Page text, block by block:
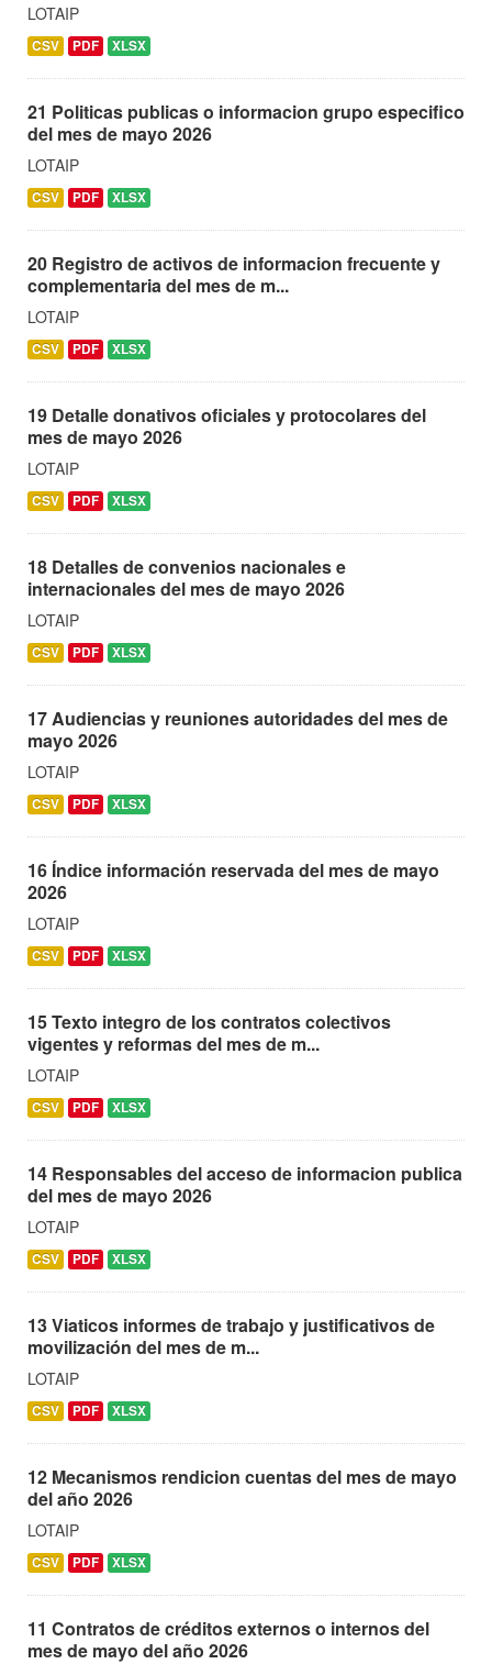
LOTAIP
CSV PDF XLSX
21 Politicas publicas o informacion grupo especifico
del mes de mayo 2026
LOTAIP
CSV PDF XLSX
20 Registro de activos de informacion frecuente y
complementaria del mes de m...
LOTAIP
CSV PDF XLSX
19 Detalle donativos oficiales y protocolares del
mes de mayo 2026
LOTAIP
CSV PDF XLSX
18 Detalles de convenios nacionales e
internacionales del mes de mayo 2026
LOTAIP
CSV PDF XLSX
17 Audiencias y reuniones autoridades del mes de
mayo 2026
LOTAIP
CSV PDF XLSX
16 Índice información reservada del mes de mayo
2026
LOTAIP
CSV PDF XLSX
15 Texto integro de los contratos colectivos
vigentes y reformas del mes de m...
LOTAIP
CSV PDF XLSX
14 Responsables del acceso de informacion publica
del mes de mayo 2026
LOTAIP
CSV PDF XLSX
13 Viaticos informes de trabajo y justificativos de
movilización del mes de m...
LOTAIP
CSV PDF XLSX
12 Mecanismos rendicion cuentas del mes de mayo
del año 2026
LOTAIP
CSV PDF XLSX
11 Contratos de créditos externos o internos del
mes de mayo del año 2026